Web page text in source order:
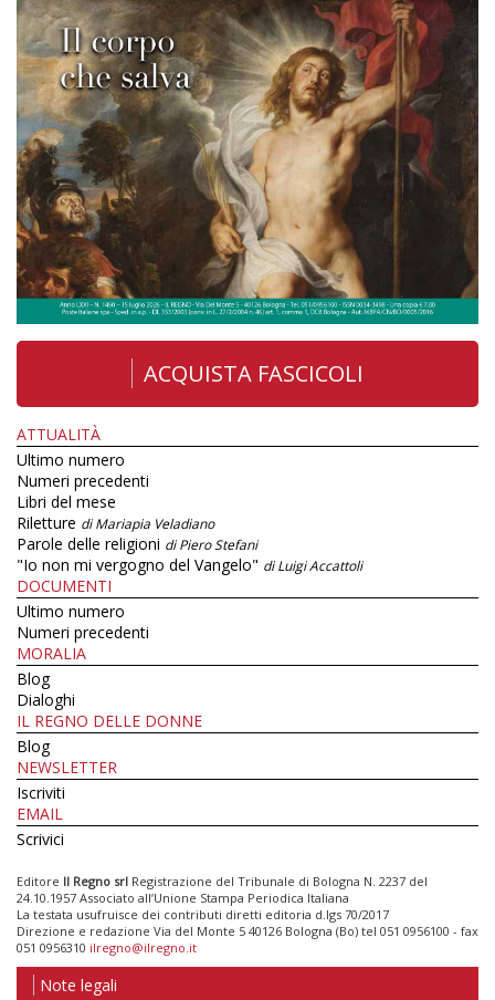
ACQUISTA FASCICOLI
ATTUALITÀ
Ultimo numero
Numeri precedenti
Libri del mese
Riletture di Mariapia Veladiano
Parole delle religioni di Piero Stefani
"Io non mi vergogno del Vangelo" di Luigi Accattoli
DOCUMENTI
Ultimo numero
Numeri precedenti
MORALIA
Blog
Dialoghi
IL REGNO DELLE DONNE
Blog
NEWSLETTER
Iscriviti
EMAIL
Scrivici
Editore Il Regno srl Registrazione del Tribunale di Bologna N. 2237 del
24.10.1957 Associato all’Unione Stampa Periodica Italiana
La testata usufruisce dei contributi diretti editoria d.lgs 70/2017
Direzione e redazione Via del Monte 5 40126 Bologna (Bo) tel 051 0956100 - fax
051 0956310 ilregno@ilregno.it
Note legali